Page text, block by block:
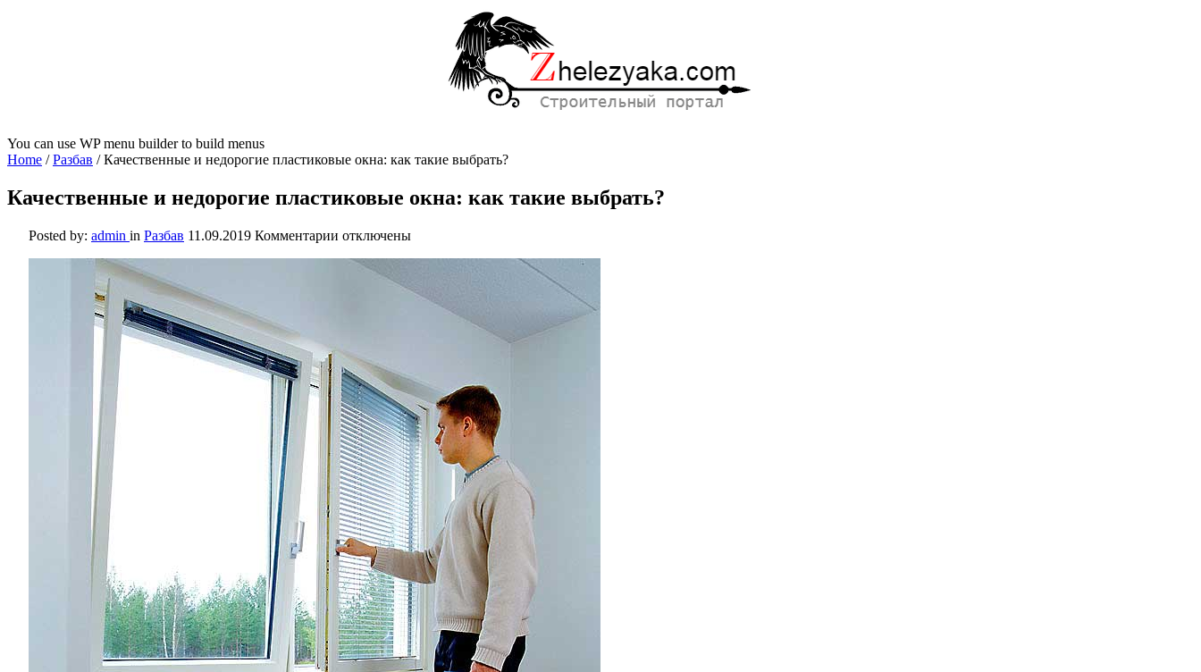
You can use WP menu builder to build menus
Home /Разбав /Качественные и недорогие пластиковые окна: как такие выбрать?
Качественные и недорогие пластиковые окна: как такие выбрать?
Posted by: admin in Разбав 11.09.2019 Комментарии
к
Качественные
такие
выбрать?
отключены